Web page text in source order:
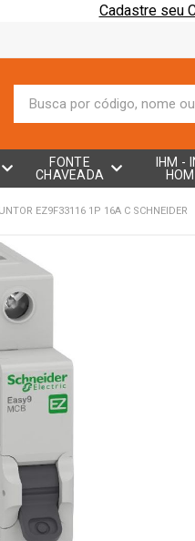
Cadastre seu
FONTE
CHAVEADA
IHM -
EZ9F33116 1P 16A C SCHNEIDER